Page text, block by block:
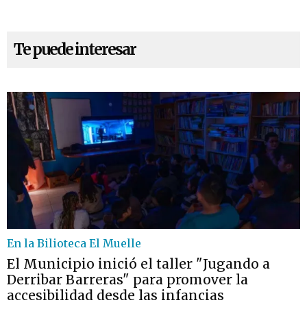
Te puede interesar
En la Bilioteca El Muelle
El Municipio inició el taller "Jugando a
Derribar Barreras" para promover la
accesibilidad desde las infancias